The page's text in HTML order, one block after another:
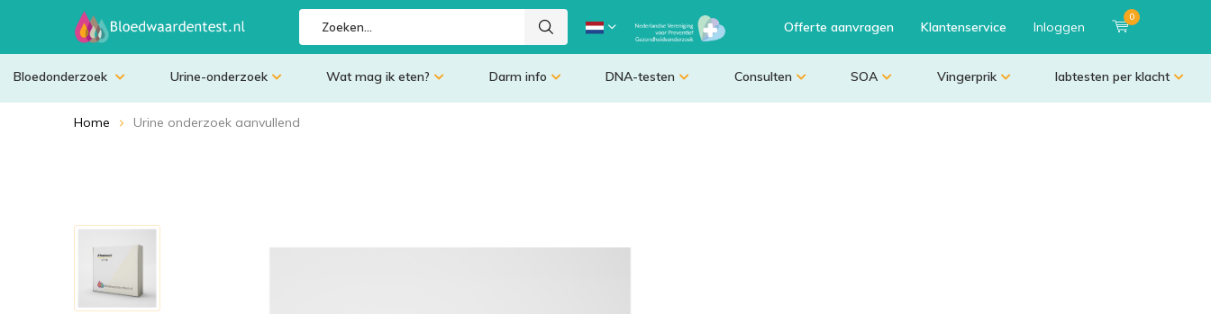
Offerte aanvragen Klantenservice Inloggen
0
Bloedonderzoek Urine-onderzoek Wat mag ik eten? Darm info DNA-testen Consulten SOA Vingerprik labtesten per klacht
Home Urine onderzoek aanvullend